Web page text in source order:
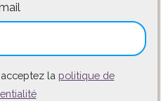
la politique de